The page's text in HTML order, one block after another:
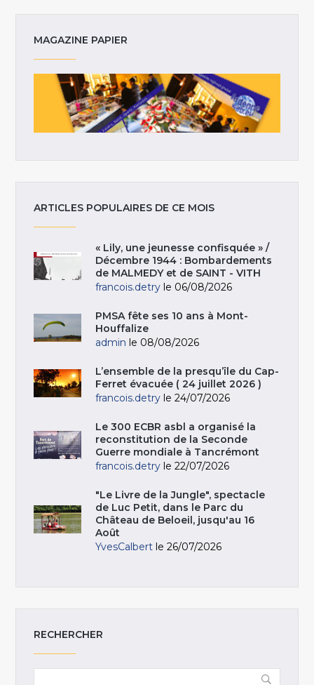
MAGAZINE PAPIER
ARTICLES POPULAIRES DE CE MOIS
« Lily, une jeunesse confisquée » /
Décembre 1944 : Bombardements
de MALMEDY et de SAINT - VITH
francois.detry le 06/08/2026
PMSA fête ses 10 ans à Mont-
Houffalize
admin le 08/08/2026
L’ensemble de la presqu’île du Cap-
Ferret évacuée ( 24 juillet 2026 )
francois.detry le 24/07/2026
Le 300 ECBR asbl a organisé la
reconstitution de la Seconde
Guerre mondiale à Tancrémont
francois.detry le 22/07/2026
"Le Livre de la Jungle", spectacle
de Luc Petit, dans le Parc du
Château de Beloeil, jusqu'au 16
Août
YvesCalbert le 26/07/2026
RECHERCHER